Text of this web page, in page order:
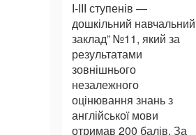
І-ІІІ ступенів —
дошкільний навчальний
заклад” №11, який за
результатами
зовнішнього
незалежного
оцінювання знань з
англійської мови
отримав 200 балів. За